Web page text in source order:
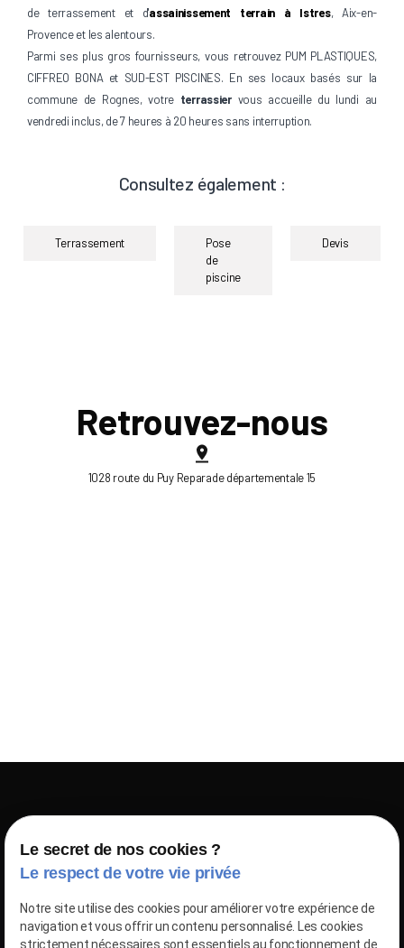
de terrassement et d'assainissement terrain à Istres, Aix-en-
Provence et les alentours.
Parmi ses plus gros fournisseurs, vous retrouvez PUM PLASTIQUES,
CIFFREO BONA et SUD-EST PISCINES. En ses locaux basés sur la
commune de Rognes, votre terrassiervous accueille du lundi au
vendredi inclus, de 7 heures à 20 heures sans interruption.
Consultez également :
Terrassement
Pose
de
piscine
Devis
Retrouvez-nous
1028 route du Puy Reparade départementale 15
Le secret de nos cookies ?
Le respect de votre vie privée
Notre site utilise des cookies pour améliorer votre expérience de
navigation et vous offrir un contenu personnalisé. Les cookies
strictement nécessaires sont essentiels au fonctionnement de